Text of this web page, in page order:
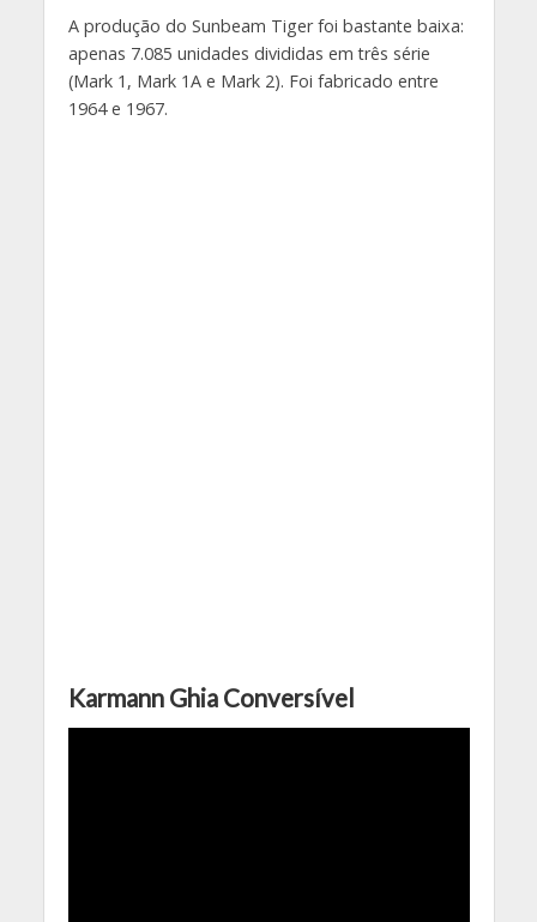
A produção do Sunbeam Tiger foi bastante baixa:
apenas 7.085 unidades divididas em três série
(Mark 1, Mark 1A e Mark 2). Foi fabricado entre
1964 e 1967.
Karmann Ghia Conversível